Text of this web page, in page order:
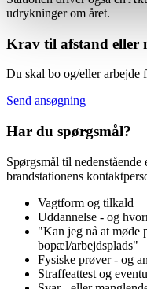
udrykninger om året.
Krav til afstand eller
Du skal bo og/eller arbejde
Send ansøgning
Har du spørgsmål?
Spørgsmål til nedenstående
brandstationens
Vagtform og tilkald
Uddannelse - og
"Kan jeg nå at møde
bopæl/arbejdsplads"
Fysiske prøver - og
Straffeattest og